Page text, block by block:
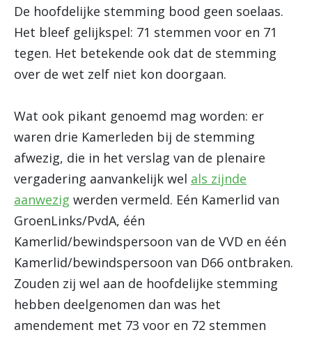
De hoofdelijke stemming bood geen soelaas.
Het bleef gelijkspel: 71 stemmen voor en 71
tegen. Het betekende ook dat de stemming
over de wet zelf niet kon doorgaan.
Wat ook pikant genoemd mag worden: er
waren drie Kamerleden bij de stemming
afwezig, die in het verslag van de plenaire
vergadering aanvankelijk wel als zijnde
aanwezig werden vermeld. Eén Kamerlid van
GroenLinks/PvdA, één
Kamerlid/bewindspersoon van de VVD en één
Kamerlid/bewindspersoon van D66 ontbraken.
Zouden zij wel aan de hoofdelijke stemming
hebben deelgenomen dan was het
amendement met 73 voor en 72 stemmen